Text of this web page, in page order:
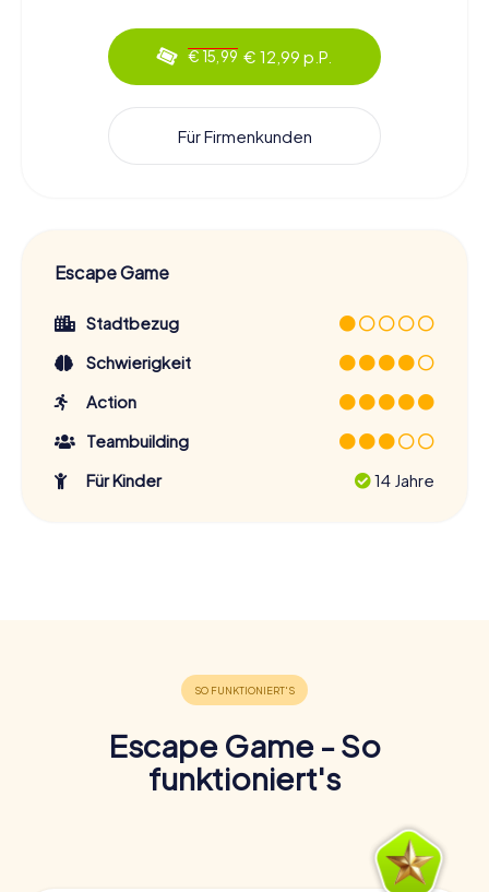
€ 15,99 € 12,99 p.P.
Für Firmenkunden
Escape Game
Stadtbezug
Schwierigkeit
Action
Teambuilding
Für Kinder
14 Jahre
Escape Game - So
funktioniert's